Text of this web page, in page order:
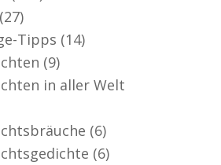
(27)
Tipps (14)
(9)
in aller Welt
(6)
(6)